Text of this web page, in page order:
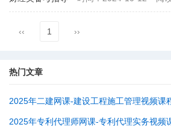
‹‹ 1 ››
热门文章
2025年二建网课-建设工程施工管理视频课
2025年专利代理师网课-专利代理实务视频